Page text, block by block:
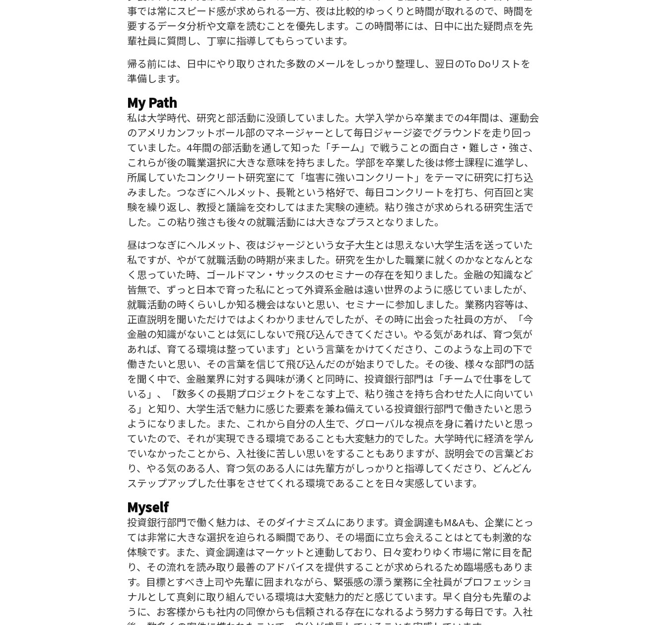
事では常にスピード感が求められる一方、夜は比較的ゆっくりと時間が取れるので、時間を
要するデータ分析や文章を読むことを優先します。この時間帯には、日中に出た疑問点を先
輩社員に質問し、丁寧に指導してもらっています。
帰る前には、日中にやり取りされた多数のメールをしっかり整理し、翌日のTo Doリストを
準備します。
My Path
私は大学時代、研究と部活動に没頭していました。大学入学から卒業までの4年間は、運動会
のアメリカンフットボール部のマネージャーとして毎日ジャージ姿でグラウンドを走り回っ
ていました。4年間の部活動を通して知った「チーム」で戦うことの面白さ・難しさ・強さ、
これらが後の職業選択に大きな意味を持ちました。学部を卒業した後は修士課程に進学し、
所属していたコンクリート研究室にて「塩害に強いコンクリート」をテーマに研究に打ち込
みました。つなぎにヘルメット、長靴という格好で、毎日コンクリートを打ち、何百回と実
験を繰り返し、教授と議論を交わしてはまた実験の連続。粘り強さが求められる研究生活で
した。この粘り強さも後々の就職活動には大きなプラスとなりました。
昼はつなぎにヘルメット、夜はジャージという女子大生とは思えない大学生活を送っていた
私ですが、やがて就職活動の時期が来ました。研究を生かした職業に就くのかなとなんとな
く思っていた時、ゴールドマン・サックスのセミナーの存在を知りました。金融の知識など
皆無で、ずっと日本で育った私にとって外資系金融は遠い世界のように感じていましたが、
就職活動の時くらいしか知る機会はないと思い、セミナーに参加しました。業務内容等は、
正直説明を聞いただけではよくわかりませんでしたが、その時に出会った社員の方が、「今
金融の知識がないことは気にしないで飛び込んできてください。やる気があれば、育つ気が
あれば、育てる環境は整っています」という言葉をかけてくださり、このような上司の下で
働きたいと思い、その言葉を信じて飛び込んだのが始まりでした。その後、様々な部門の話
を聞く中で、金融業界に対する興味が湧くと同時に、投資銀行部門は「チームで仕事をして
いる」、「数多くの長期プロジェクトをこなす上で、粘り強さを持ち合わせた人に向いてい
る」と知り、大学生活で魅力に感じた要素を兼ね備えている投資銀行部門で働きたいと思う
ようになりました。また、これから自分の人生で、グローバルな視点を身に着けたいと思っ
ていたので、それが実現できる環境であることも大変魅力的でした。大学時代に経済を学ん
でいなかったことから、入社後に苦しい思いをすることもありますが、説明会での言葉どお
り、やる気のある人、育つ気のある人には先輩方がしっかりと指導してくださり、どんどん
ステップアップした仕事をさせてくれる環境であることを日々実感しています。
Myself
投資銀行部門で働く魅力は、そのダイナミズムにあります。資金調達もM&Aも、企業にとっ
ては非常に大きな選択を迫られる瞬間であり、その場面に立ち会えることはとても刺激的な
体験です。また、資金調達はマーケットと連動しており、日々変わりゆく市場に常に目を配
り、その流れを読み取り最善のアドバイスを提供することが求められるため臨場感もありま
す。目標とすべき上司や先輩に囲まれながら、緊張感の漂う業務に全社員がプロフェッショ
ナルとして真剣に取り組んでいる環境は大変魅力的だと感じています。早く自分も先輩のよ
うに、お客様からも社内の同僚からも信頼される存在になれるよう努力する毎日です。入社